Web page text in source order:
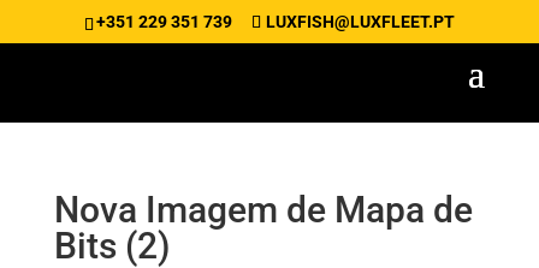
+351 229 351 739 LUXFISH@LUXFLEET.PT
Nova Imagem de Mapa de
Bits (2)